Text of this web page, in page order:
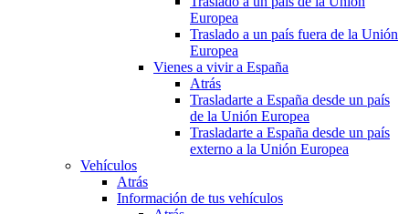
Europea
Traslado a un país fuera de la Unión
Europea
Vienes a vivir a España
Atrás
Trasladarte a España desde un país
de la Unión Europea
Trasladarte a España desde un país
externo a la Unión Europea
Vehículos
Atrás
Información de tus vehículos